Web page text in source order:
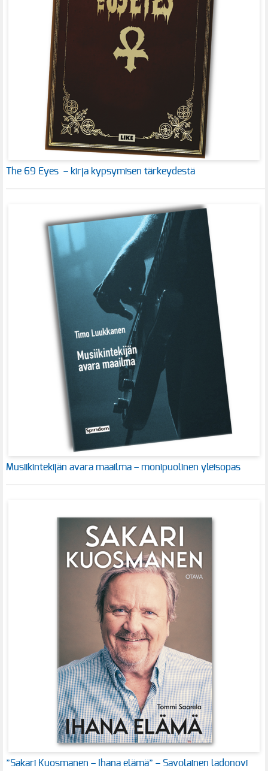
The 69 Eyes – kirja kypsymisen tärkeydestä
Musiikintekijän avara maailma – monipuolinen yleisopas
”Sakari Kuosmanen – Ihana elämä” – Savolainen ladonovi